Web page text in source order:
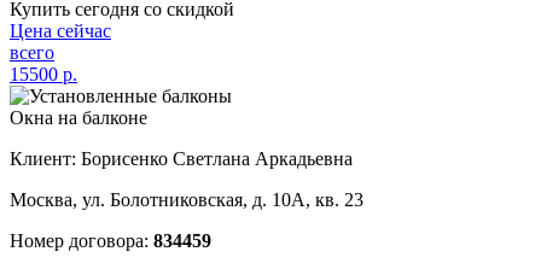
Купить сегодня со скидкой
Цена сейчас
всего
15500 р.
Окна на балконе
Клиент: Борисенко Светлана Аркадьевна
Москва, ул. Болотниковская, д. 10А, кв. 23
Номер договора: 834459